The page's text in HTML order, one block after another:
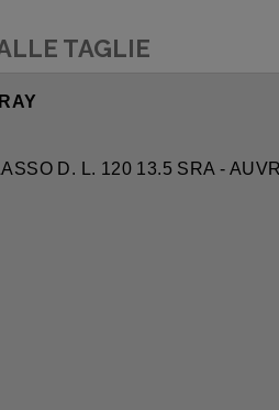
TAGLIE
D. L. 120 13.5 SRA -